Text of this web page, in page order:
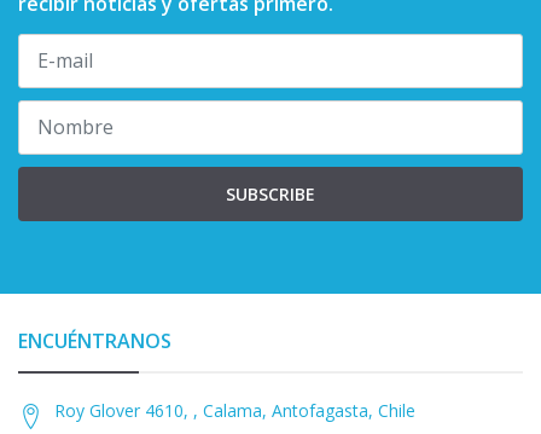
SUBSCRIBE
ENCUÉNTRANOS
Roy Glover 4610, , Calama, Antofagasta, Chile